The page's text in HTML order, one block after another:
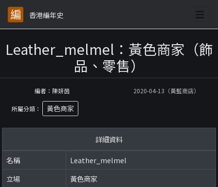
香港編年史
Leather_melmel：黃色商家（飾
品、零售）
編者：陳妍茵 2020-04-13（黃藍商店）
所屬分類： 黃色商家
詳細資料
名稱
Leather_melmel
立場
黃色商家